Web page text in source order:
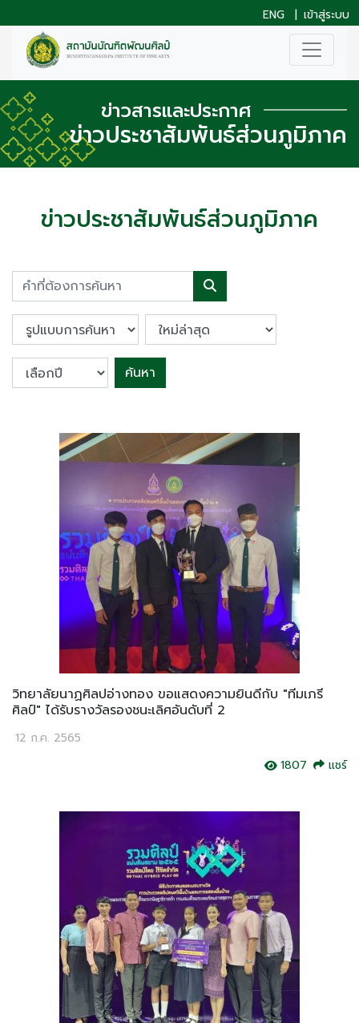
ENG | เข้าสู่ระบบ
ข่าวสารและประกาศ
ข่าวประชาสัมพันธ์ส่วนภูมิภาค
ข่าวประชาสัมพันธ์ส่วนภูมิภาค
ค้นหา
วิทยาลัยนาฏศิลปอ่างทอง ขอแสดงความยินดีกับ "ทีมเภรี
ศิลป์" ได้รับรางวัลรองชนะเลิศอันดับที่ 2
12 ก.ค. 2565
1807
แชร์